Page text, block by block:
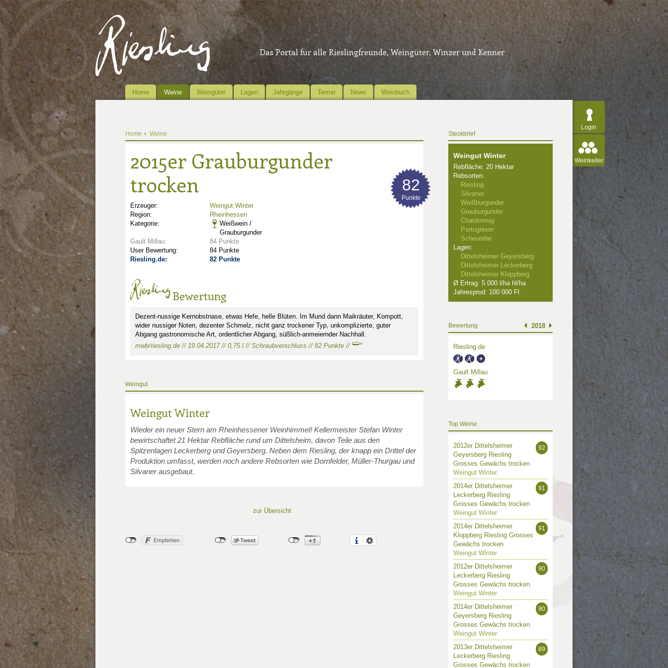
Das Portal für alle Rieslingfreunde, Weingüter, Winzer und Kenner
Home Weine Weingüter Lagen Jahrgänge Terroir News Weinbuch
Login
Weinkeller
Home Weine
2015er Grauburgunder
trocken
Erzeuger:
Weingut Winter
Region:
Rheinhessen
Kategorie:
Weißwein /
Grauburgunder
Gault Millau:
84 Punkte
User Bewertung:
84 Punkte
Riesling.de:
82 Punkte
82
Punkte
Bewertung
Dezent-nussige Kernobstnase, etwas Hefe, helle Blüten. Im Mund dann Maikräuter, Kompott,
wider nussiger Noten, dezenter Schmelz, nicht ganz trockener Typ, unkomplizierte, guter
Abgang gastronomische Art, ordentlicher Abgang, süßlich-anmeiernder Nachhall.
mwb/riesling.de // 19.04.2017 // 0,75 l // Schraubverschluss // 82 Punkte //
Weingut
Weingut Winter
Wieder ein neuer Stern am Rheinhessener Weinhimmel! Kellermeister Stefan Winter
bewirtschaftet 21 Hektar Rebfläche rund um Dittelsheim, davon Teile aus den
Spitzenlagen Leckerberg und Geyersberg. Neben dem Riesling, der knapp ein Drittel der
Produktion umfasst, werden noch andere Rebsorten wie Dornfelder, Müller-Thurgau und
Silvaner ausgebaut.
zur Übersicht
Steckbrief
Weingut Winter
Rebfläche: 20 Hektar
Rebsorten:
Riesling
Silvaner
Weißburgunder
Grauburgunder
Chardonnay
Portugieser
Scheurebe
Lagen:
Dittelsheimer Geyersberg
Dittelsheimer Leckerberg
Dittelsheimer Kloppberg
Ø Ertrag: 5.000 l/ha hl/ha
Jahresprod: 100 000 Fl.
Bewertung 2018
Riesling.de
2.5 2.5
Gault Millau
3
Punkte: 3
Punkte: 3
Top Weine
92
2012er Dittelsheimer
Geyersberg Riesling
Grosses Gewächs trocken
Weingut Winter
91
2014er Dittelsheimer
Leckerberg Riesling
Grosses Gewächs trocken
Weingut Winter
91
2014er Dittelsheimer
Kloppberg Riesling Grosses
Gewächs trocken
Weingut Winter
90
2012er Dittelsheimer
Leckerberg Riesling
Grosses Gewächs trocken
Weingut Winter
90
2014er Dittelsheimer
Geyersberg Riesling
Grosses Gewächs trocken
Weingut Winter
89
2013er Dittelsheimer
Leckerberg Riesling
Grosses Gewächs trocken